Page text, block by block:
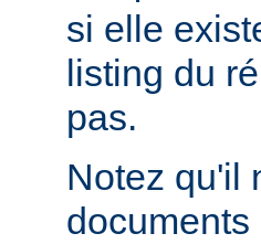
si elle
listing du
pas.
Notez qu'il